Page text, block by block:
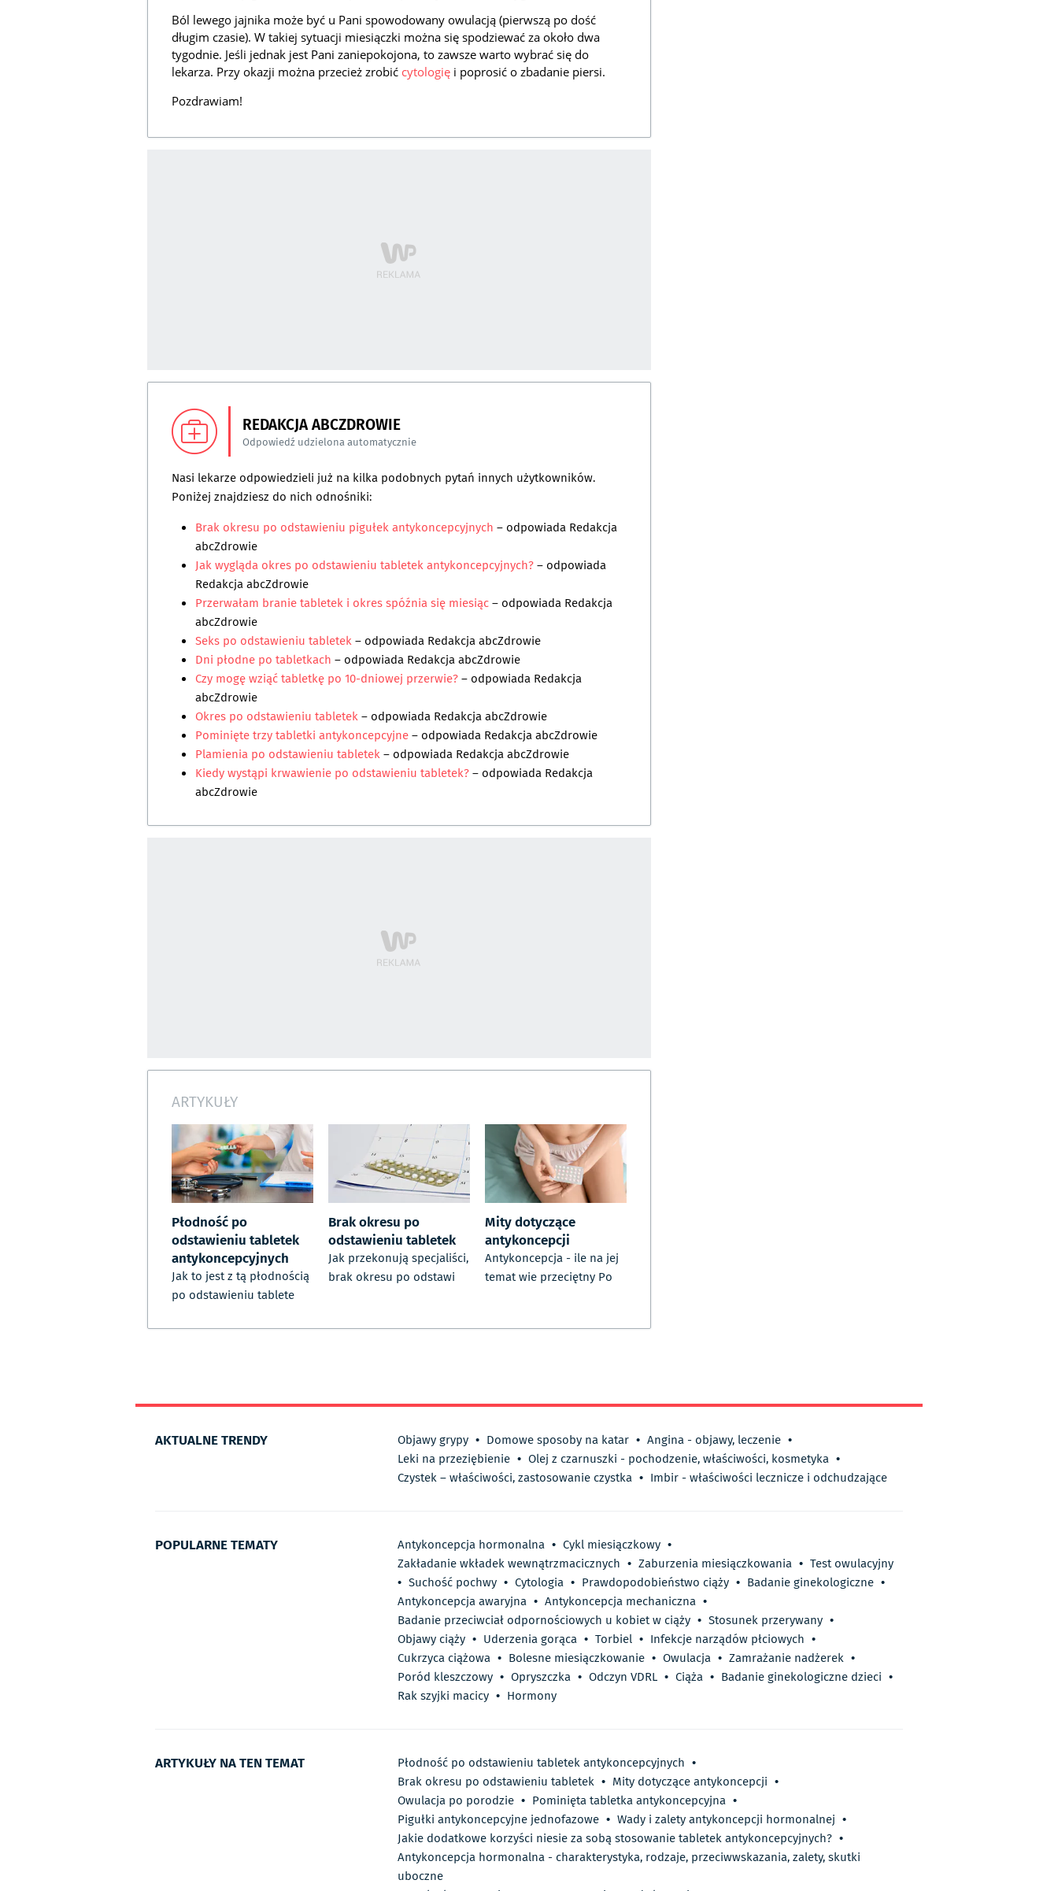
Ból lewego jajnika może być u Pani spowodowany owulacją (pierwszą po dość
długim czasie). W takiej sytuacji miesiączki można się spodziewać za około dwa
tygodnie. Jeśli jednak jest Pani zaniepokojona, to zawsze warto wybrać się do
lekarza. Przy okazji można przecież zrobić cytologię i poprosić o zbadanie piersi.
Pozdrawiam!
REDAKCJA ABCZDROWIE
Odpowiedź udzielona automatycznie
Nasi lekarze odpowiedzieli już na kilka podobnych pytań innych użytkowników.
Poniżej znajdziesz do nich odnośniki:
Brak okresu po odstawieniu pigułek antykoncepcyjnych – odpowiada Redakcja
abcZdrowie
Jak wygląda okres po odstawieniu tabletek antykoncepcyjnych?– odpowiada
Redakcja abcZdrowie
Przerwałam branie tabletek i okres spóźnia się miesiąc– odpowiada Redakcja
abcZdrowie
Seks po odstawieniu tabletek– odpowiada Redakcja abcZdrowie
Dni płodne po tabletkach – odpowiada Redakcja abcZdrowie
Czy mogę wziąć tabletkę po 10-dniowej przerwie?– odpowiada Redakcja
abcZdrowie
Okres po odstawieniu tabletek– odpowiada Redakcja abcZdrowie
Pominięte trzy tabletki antykoncepcyjne– odpowiada Redakcja abcZdrowie
Plamienia po odstawieniu tabletek– odpowiada Redakcja abcZdrowie
Kiedy wystąpi krwawienie po odstawieniu tabletek?– odpowiada Redakcja
abcZdrowie
ARTYKUŁY
Płodność po
odstawieniu tabletek
antykoncepcyjnych
Jak to jest z tą płodnością
po odstawieniu tablete
Brak okresu po
odstawieniu tabletek
Jak przekonują specjaliści,
brak okresu po odstawi
Mity dotyczące
antykoncepcji
Antykoncepcja - ile na jej
temat wie przeciętny Po
AKTUALNE TRENDY Objawy grypy • Domowe sposoby na katar • Angina - objawy, leczenie •
Leki na przeziębienie • Olej z czarnuszki - pochodzenie, właściwości, kosmetyka •
Czystek – właściwości, zastosowanie czystka • Imbir - właściwości lecznicze i odchudzające
POPULARNE TEMATY Antykoncepcja hormonalna • Cykl miesiączkowy •
Zakładanie wkładek wewnątrzmacicznych • Zaburzenia miesiączkowania • Test owulacyjny
• Suchość pochwy • Cytologia • Prawdopodobieństwo ciąży • Badanie ginekologiczne •
Antykoncepcja awaryjna • Antykoncepcja mechaniczna •
Badanie przeciwciał odpornościowych u kobiet w ciąży • Stosunek przerywany •
Objawy ciąży • Uderzenia gorąca • Torbiel • Infekcje narządów płciowych •
Cukrzyca ciążowa • Bolesne miesiączkowanie • Owulacja • Zamrażanie nadżerek •
Poród kleszczowy • Opryszczka • Odczyn VDRL • Ciąża • Badanie ginekologiczne dzieci •
Rak szyjki macicy • Hormony
ARTYKUŁY NA TEN TEMAT Płodność po odstawieniu tabletek antykoncepcyjnych •
Brak okresu po odstawieniu tabletek • Mity dotyczące antykoncepcji •
Owulacja po porodzie • Pominięta tabletka antykoncepcyjna •
Pigułki antykoncepcyjne jednofazowe • Wady i zalety antykoncepcji hormonalnej •
Jakie dodatkowe korzyści niesie za sobą stosowanie tabletek antykoncepcyjnych? •
Antykoncepcja hormonalna - charakterystyka, rodzaje, przeciwwskazania, zalety, skutki
uboczne